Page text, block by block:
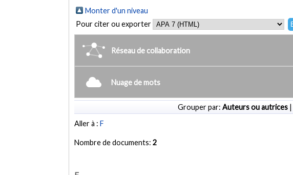
Monter d'un niveau
Pour citer ou exporter
Réseau de collaboration
Nuage de mots
Grouper par: Auteurs ou autrices |
Aller à :F
Nombre de documents:2